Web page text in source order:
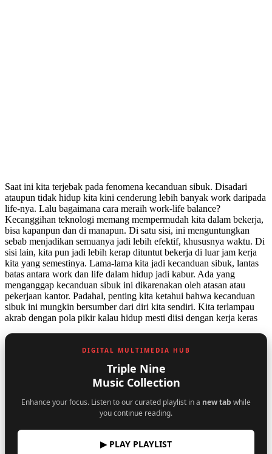
Saat ini kita terjebak pada fenomena kecanduan sibuk. Disadari
ataupun tidak hidup kita kini cenderung lebih banyak work daripada
life-nya. Lalu bagaimana cara meraih work-life balance?
Kecanggihan teknologi memang mempermudah kita dalam bekerja,
bisa kapanpun dan di manapun. Di satu sisi, ini menguntungkan
sebab menjadikan semuanya jadi lebih efektif, khususnya waktu. Di
sisi lain, kita pun jadi lebih kerap dituntut bekerja di luar jam kerja
kita yang semestinya. Lama-lama kita jadi kecanduan sibuk, lantas
batas antara work dan life dalam hidup jadi kabur. Ada yang
menganggap kecanduan sibuk ini dikarenakan oleh atasan atau
pekerjaan kantor. Padahal, penting kita ketahui bahwa kecanduan
sibuk ini mungkin bersumber dari diri kita sendiri. Kita terlampau
akrab dengan pola pikir kalau hidup mesti diisi dengan kerja keras
DIGITAL MULTIMEDIA HUB
Triple Nine
Music Collection
Enhance your focus. Listen to our curated playlist in a new tab while
you continue reading.
▶ PLAY PLAYLIST